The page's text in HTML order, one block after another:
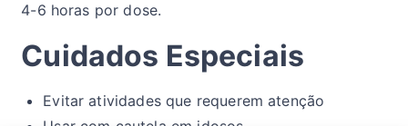
4-6 horas por dose.
Cuidados Especiais
Evitar atividades que requerem atenção